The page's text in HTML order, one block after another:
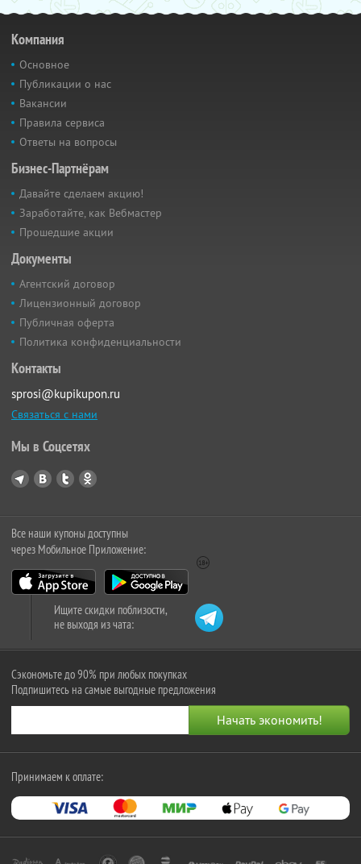
Компания
Основное
Публикации о нас
Вакансии
Правила сервиса
Ответы на вопросы
Бизнес-Партнёрам
Давайте сделаем акцию!
Заработайте, как Вебмастер
Прошедшие акции
Документы
Агентский договор
Лицензионный договор
Публичная оферта
Политика конфиденциальности
Контакты
sprosi@kupikupon.ru
Связаться с нами
Мы в Соцсетях
Все наши купоны доступны
через Мобильное Приложение:
Ищите скидки поблизости,
не выходя из чата:
Сэкономьте до 90% при любых покупках
Подпишитесь на самые выгодные предложения
Принимаем к оплате: